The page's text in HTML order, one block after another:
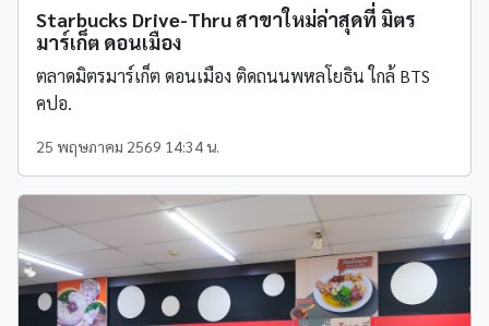
Starbucks Drive-Thru สาขาใหม่ล่าสุดที่ มิตร
มาร์เก็ต ดอนเมือง
ตลาดมิตรมาร์เก็ต ดอนเมือง ติดถนนพหลโยธิน ใกล้ BTS
คปอ.
25 พฤษภาคม 2569 14:34 น.